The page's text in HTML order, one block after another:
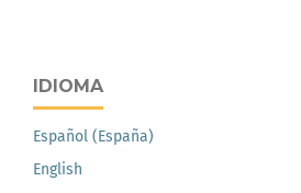
IDIOMA
Español (España)
English